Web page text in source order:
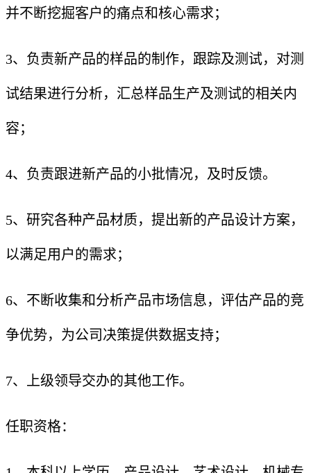
并不断挖掘客户的痛点和核心需求；
3、负责新产品的样品的制作，跟踪及测试，对测
试结果进行分析，汇总样品生产及测试的相关内
容；
4、负责跟进新产品的小批情况，及时反馈。
5、研究各种产品材质，提出新的产品设计方案，
以满足用户的需求；
6、不断收集和分析产品市场信息，评估产品的竞
争优势，为公司决策提供数据支持；
7、上级领导交办的其他工作。
任职资格：